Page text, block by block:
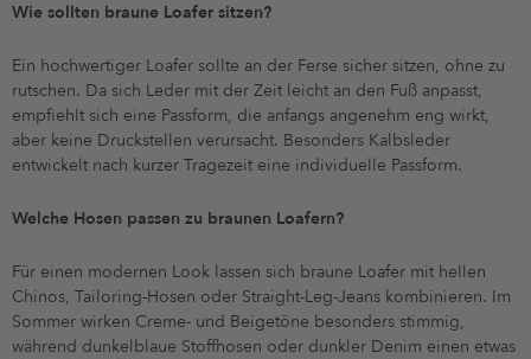
Wie sollten braune Loafer sitzen?
Ein hochwertiger Loafer sollte an der Ferse sicher sitzen, ohne zu
rutschen. Da sich Leder mit der Zeit leicht an den Fuß anpasst,
empfiehlt sich eine Passform, die anfangs angenehm eng wirkt,
aber keine Druckstellen verursacht. Besonders Kalbsleder
entwickelt nach kurzer Tragezeit eine individuelle Passform.
Welche Hosen passen zu braunen Loafern?
Für einen modernen Look lassen sich braune Loafer mit hellen
Chinos, Tailoring-Hosen oder Straight-Leg-Jeans kombinieren. Im
Sommer wirken Creme- und Beigetöne besonders stimmig,
während dunkelblaue Stoffhosen oder dunkler Denim einen etwas